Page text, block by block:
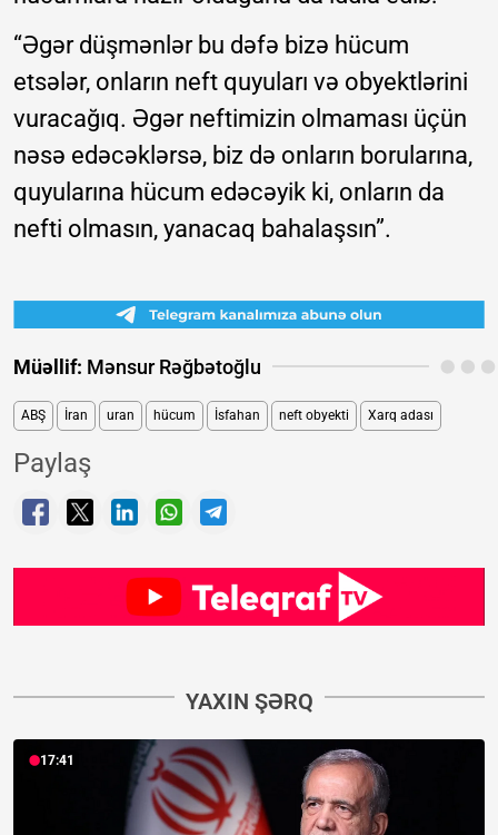
“Əgər düşmənlər bu dəfə bizə hücum
etsələr, onların neft quyuları və obyektlərini
vuracağıq. Əgər neftimizin olmaması üçün
nəsə edəcəklərsə, biz də onların borularına,
quyularına hücum edəcəyik ki, onların da
nefti olmasın, yanacaq bahalaşsın”.
Müəllif: Mənsur Rəğbətoğlu
ABŞ İran uran hücum İsfahan neft obyekti Xarq adası
Paylaş
YAXIN ŞƏRQ
17:41